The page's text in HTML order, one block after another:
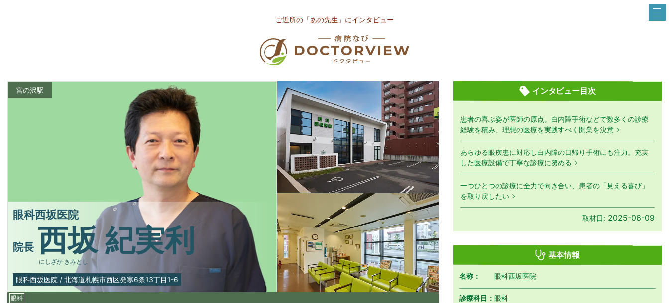
ご近所の「あの先生」にインタビュー
宮の沢駅
眼科西坂医院
院長 西坂 紀実利
にしざか きみとし
眼科西坂医院 / 北海道札幌市西区発寒6条13丁目1-6
眼科
インタビュー目次
患者の喜ぶ姿が医師の原点。白内障手術などで数多くの診療
経験を積み、理想の医療を実践すべく開業を決意
あらゆる眼疾患に対応し白内障の日帰り手術にも注力。充実
した医療設備で丁寧な診療に努める
一つひとつの診療に全力で向き合い、患者の「見える喜び」
を取り戻したい
取材日: 2025-06-09
基本情報
名称： 眼科西坂医院
診療科目：眼科